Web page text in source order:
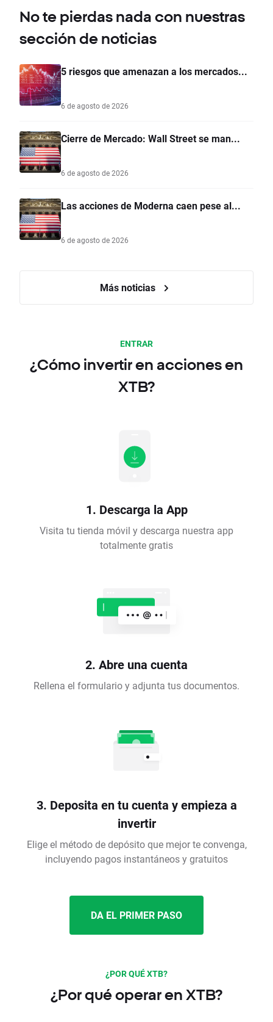
No te pierdas nada con nuestras
sección de noticias
5 riesgos que amenazan a los mercados...
6 de agosto de 2026
Cierre de Mercado: Wall Street se man...
6 de agosto de 2026
Las acciones de Moderna caen pese al...
6 de agosto de 2026
Más noticias
ENTRAR
¿Cómo invertir en acciones en
XTB?
1. Descarga la App
Visita tu tienda móvil y descarga nuestra app
totalmente gratis
2. Abre una cuenta
Rellena el formulario y adjunta tus documentos.
3. Deposita en tu cuenta y empieza a
invertir
Elige el método de depósito que mejor te convenga,
incluyendo pagos instantáneos y gratuitos
DA EL PRIMER PASO
¿POR QUÉ XTB?
¿Por qué operar en XTB?